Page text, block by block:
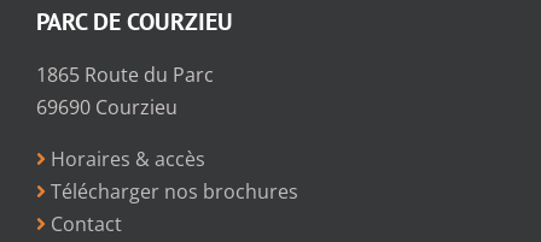
PARC DE COURZIEU
1865 Route du Parc
69690 Courzieu
Horaires & accès
Télécharger nos brochures
Contact